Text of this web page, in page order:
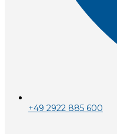
+49 2922 885 600